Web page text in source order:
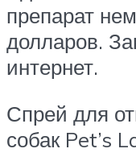
препарат
долларов.
интернет.
Спрей для
собак Pet’s